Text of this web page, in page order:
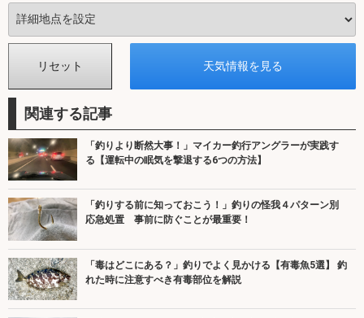
関連する記事
「釣りより断然大事！」マイカー釣行アングラーが実践す
る【運転中の眠気を撃退する6つの方法】
「釣りする前に知っておこう！」釣りの怪我４パターン別
応急処置 事前に防ぐことが最重要！
「毒はどこにある？」釣りでよく見かける【有毒魚5選】 釣
れた時に注意すべき有毒部位を解説